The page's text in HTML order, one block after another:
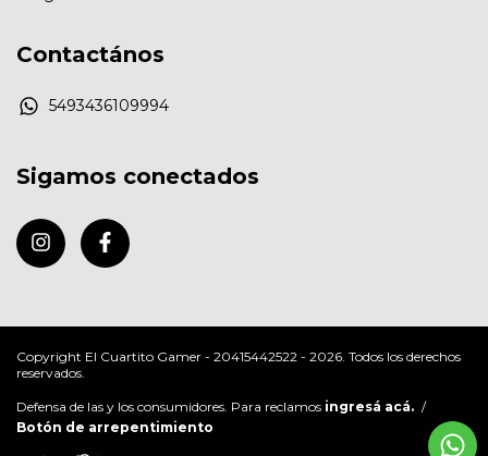
Contactános
5493436109994
Sigamos conectados
Copyright El Cuartito Gamer - 20415442522 - 2026. Todos los derechos
reservados.
Defensa de las y los consumidores. Para reclamos ingresá acá. /
Botón de arrepentimiento